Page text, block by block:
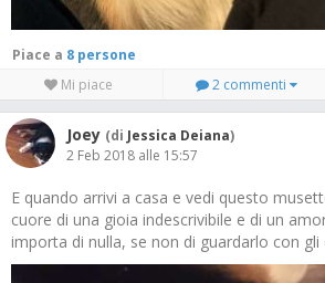
Piace a
8 persone
Mi piace
2 commenti
Joey (di Jessica Deiana)
2 Feb 2018 alle 15:57
E quando arrivi a casa e vedi questo
cuore di una gioia indescrivibile e di un
importa di nulla, se non di guardarlo con gli